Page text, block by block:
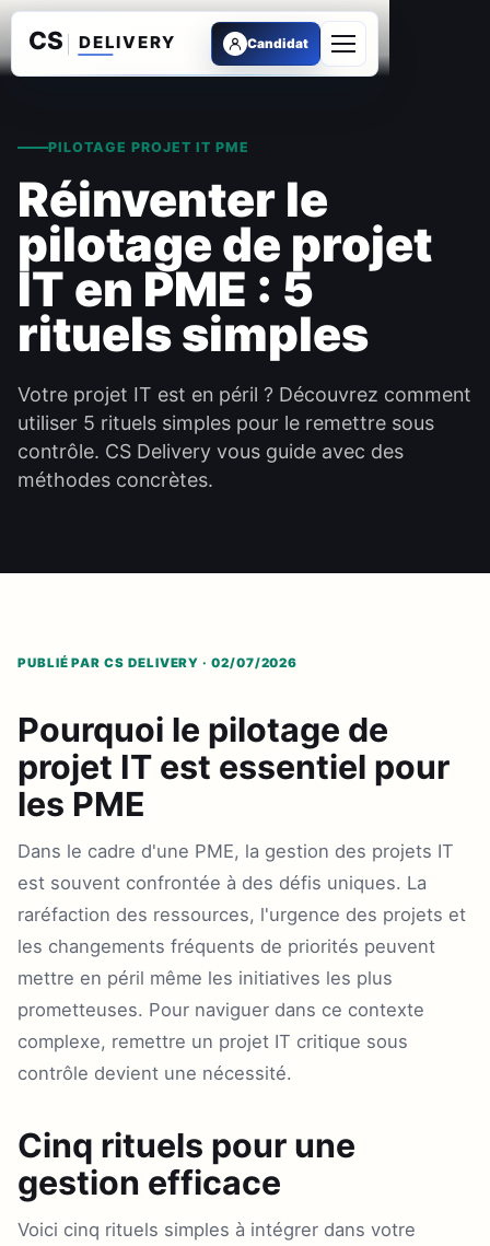
Candidat
Ouvrir le menu
PILOTAGE PROJET IT PME
Réinventer le
pilotage de projet
IT en PME : 5
rituels simples
Votre projet IT est en péril ? Découvrez comment
utiliser 5 rituels simples pour le remettre sous
contrôle. CS Delivery vous guide avec des
méthodes concrètes.
PUBLIÉ PAR CS DELIVERY · 02/07/2026
Pourquoi le pilotage de
projet IT est essentiel pour
les PME
Dans le cadre d'une PME, la gestion des projets IT
est souvent confrontée à des défis uniques. La
raréfaction des ressources, l'urgence des projets et
les changements fréquents de priorités peuvent
mettre en péril même les initiatives les plus
prometteuses. Pour naviguer dans ce contexte
complexe, remettre un projet IT critique sous
contrôle devient une nécessité.
Cinq rituels pour une
gestion efficace
Voici cinq rituels simples à intégrer dans votre